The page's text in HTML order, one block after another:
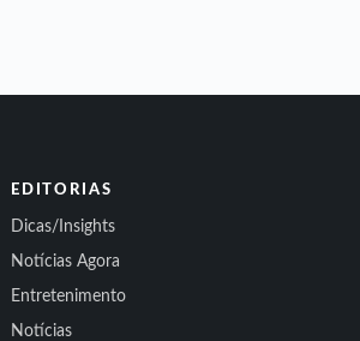
EDITORIAS
Dicas/Insights
Notícias Agora
Entretenimento
Notícias